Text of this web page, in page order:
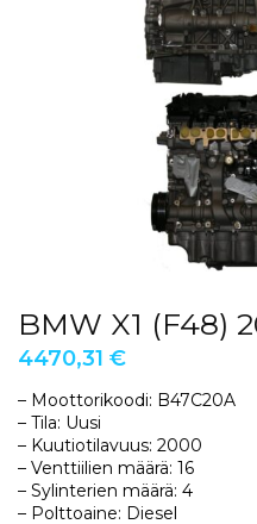
BMW X1 (F48)
4470,31 €
– Moottorikoodi: B47C20A
– Tila: Uusi
– Kuutiotilavuus: 2000
– Venttiilien määrä: 16
– Sylinterien määrä: 4
– Polttoaine: Diesel